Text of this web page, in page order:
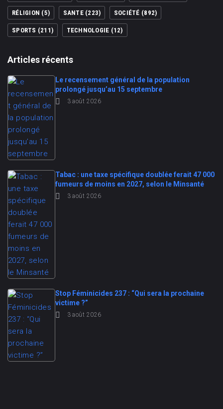
RÉLIGION (5) SANTE(223) SOCIÉTÉ (892)
SPORTS (211) TECHNOLOGIE (12)
Articles récents
Le recensement général de la population
prolongé jusqu’au 15 septembre
3 août 2026
Tabac : une taxe spécifique doublée ferait 47 000
fumeurs de moins en 2027, selon le Minsanté
3 août 2026
Stop Féminicides 237 : “Qui sera la prochaine
victime ?”
3 août 2026